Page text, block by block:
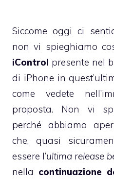
Siccome oggi ci
non vi spieghiamo
iControl presente nel
di iPhone in
come vedete
proposta. Non vi
perché abbiamo
che, quasi
essere l’ultima release
nella continuazione